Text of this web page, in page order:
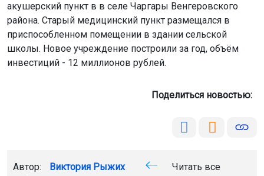
акушерский пункт в в селе Чаргары Венгеровского
района. Старый медицинский пункт размещался в
приспособленном помещении в здании сельской
школы. Новое учреждение построили за год, объём
инвестиций - 12 миллионов рублей.
Поделиться новостью:
Автор: Виктория Рыжих
Читать все